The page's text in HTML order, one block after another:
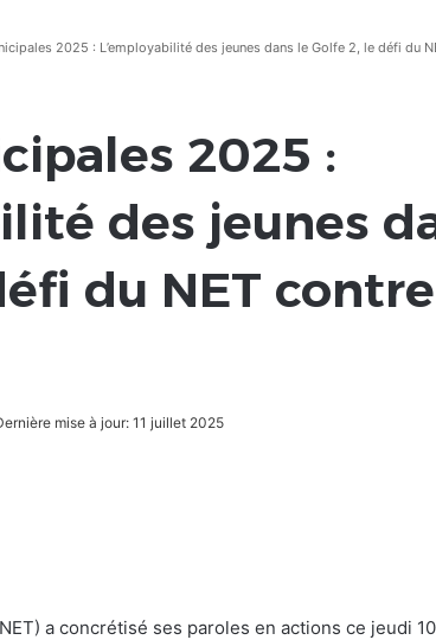
2025 : L’employabilité des jeunes dans le Golfe 2, le défi du
2025 :
des jeunes
du NET
mise à jour: 11 juillet 2025
a concrétisé ses paroles en actions ce jeudi